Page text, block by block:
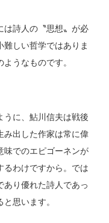
は詩人の〝思想〟が必
しい哲学ではありま
うなものです。
に、鮎川信夫は戦後
み出した作家は常に偉
味でのエピゴーネンが
るわけですから。では
り優れた詩人であっ
思います。